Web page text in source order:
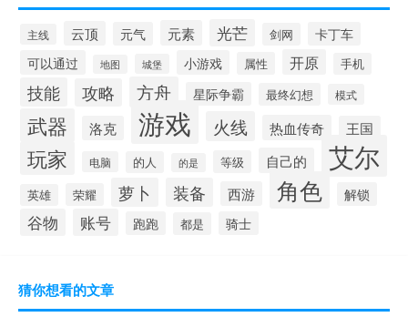
主线 云顶 元气 元素 光芒 剑网 卡丁车
可以通过 地图 城堡 小游戏 属性 开原 手机
技能 攻略 方舟 星际争霸 最终幻想 模式
武器 洛克 游戏 火线 热血传奇 王国
玩家 电脑 的人 的是 等级 自己的 艾尔
英雄 荣耀 萝卜 装备 西游 角色 解锁
谷物 账号 跑跑 都是 骑士
猜你想看的文章